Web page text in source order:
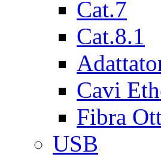
Cat.7
Cat.8.1
Cavi
Fibra
USB